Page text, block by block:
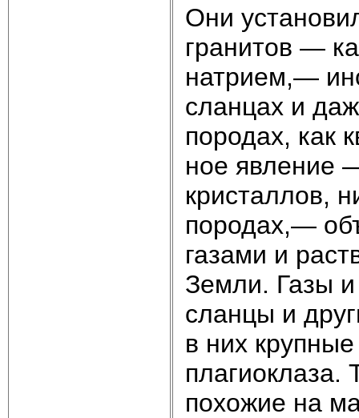
Они
гранитов —
натрием,—
сланцах и
породах, как
ное явление
кристаллов,
породах,—
газами и
Земли. Газы и
сланцы и
в них
плагиоклаза.
похожие на